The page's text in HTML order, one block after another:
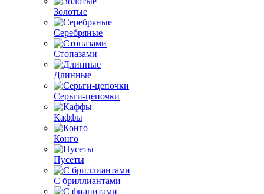
Золотые
Серебряные
Стопазами
Длинные
Серьги-цепочки
Каффы
Конго
Пусеты
С бриллиантами